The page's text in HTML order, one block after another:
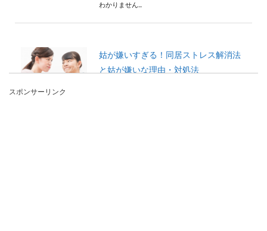
わかりません...
姑が嫌いすぎる！同居ストレス解消法
と姑が嫌いな理由・対処法
スポンサーリンク